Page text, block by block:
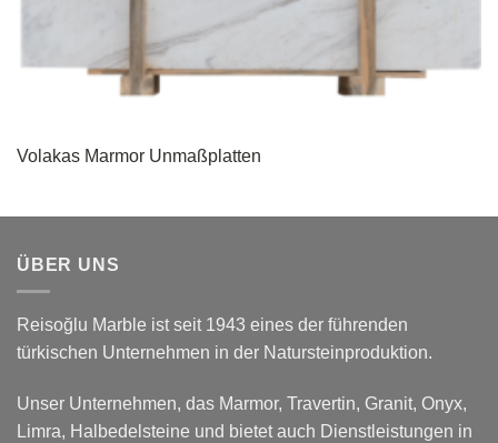
Volakas Marmor Unmaßplatten
ÜBER UNS
Reisoğlu Marble ist seit 1943 eines der führenden
türkischen Unternehmen in der Natursteinproduktion.
Unser Unternehmen, das Marmor, Travertin, Granit, Onyx,
Limra, Halbedelsteine und bietet auch Dienstleistungen in